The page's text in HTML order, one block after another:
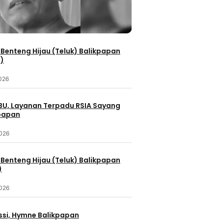
Hijau (Teluk) Balikpapan
Layanan Terpadu RSIA Sayang
Hijau (Teluk) Balikpapan
Hymne Balikpapan